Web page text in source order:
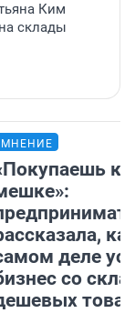
Ким
склады
МНЕНИЕ
деле
со